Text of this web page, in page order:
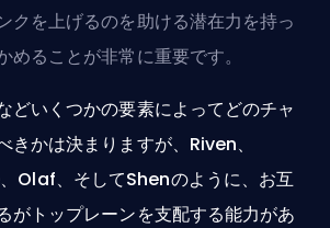
ク を上げるのを助ける潜在力を持っ
めることが非常に重要です。
どいくつかの要素によってどのチャ
きかは決まりますが、Riven、
Olaf、そしてShenのように、お互
がトップレーンを支配する能力があ